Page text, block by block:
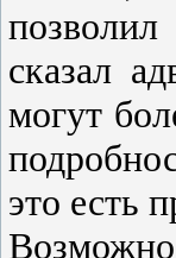
сказал
могут
это есть